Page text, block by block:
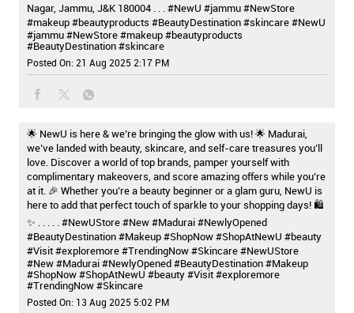
Nagar, Jammu, J&K 180004 . . . #NewU #jammu #NewStore
#makeup #beautyproducts #BeautyDestination #skincare#NewU
#jammu#NewStore#makeup#beautyproducts
#BeautyDestination#skincare
Posted On: 21 Aug 2025 2:17 PM
🌟 NewU is here & we’re bringing the glow with us! 🌟 Madurai,
we’ve landed with beauty, skincare, and self-care treasures you’ll
love. Discover a world of top brands, pamper yourself with
complimentary makeovers, and score amazing offers while you’re
at it. 🎉 Whether you’re a beauty beginner or a glam guru, NewU is
here to add that perfect touch of sparkle to your shopping days! 🛍️
✨ . . . . . #NewUStore #New #Madurai #NewlyOpened
#BeautyDestination #Makeup #ShopNow #ShopAtNewU #beauty
#Visit #exploremore #TrendingNow #Skincare#NewUStore
#New#Madurai#NewlyOpened#BeautyDestination#Makeup
#ShopNow#ShopAtNewU#beauty#Visit#exploremore
#TrendingNow#Skincare
Posted On: 13 Aug 2025 5:02 PM